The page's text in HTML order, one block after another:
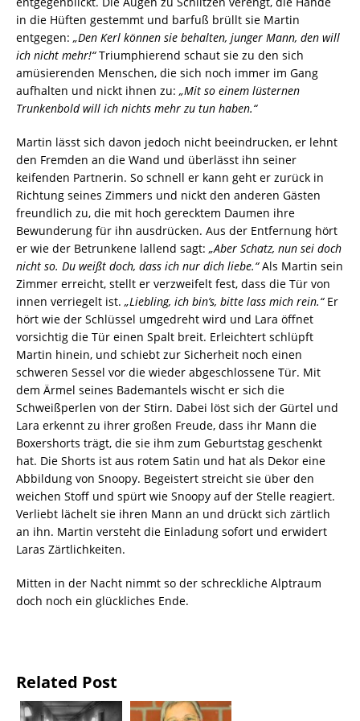
in die Hüften gestemmt und barfuß brüllt sie Martin
entgegen: „Den Kerl können sie behalten, junger Mann, den will
ich nicht mehr!“Triumphierend schaut sie zu den sich
amüsierenden Menschen, die sich noch immer im Gang
aufhalten und nickt ihnen zu: „Mit so einem lüsternen
Trunkenbold will ich nichts mehr zu tun haben.“
Martin lässt sich davon jedoch nicht beeindrucken, er lehnt
den Fremden an die Wand und überlässt ihn seiner
keifenden Partnerin. So schnell er kann geht er zurück in
Richtung seines Zimmers und nickt den anderen Gästen
freundlich zu, die mit hoch gerecktem Daumen ihre
Bewunderung für ihn ausdrücken. Aus der Entfernung hört
er wie der Betrunkene lallend sagt: „Aber Schatz, nun sei doch
nicht so. Du weißt doch, dass ich nur dich liebe.“Als Martin sein
Zimmer erreicht, stellt er verzweifelt fest, dass die Tür von
innen verriegelt ist. „Liebling, ich bin’s, bitte lass mich rein.“Er
hört wie der Schlüssel umgedreht wird und Lara öffnet
vorsichtig die Tür einen Spalt breit. Erleichtert schlüpft
Martin hinein, und schiebt zur Sicherheit noch einen
schweren Sessel vor die wieder abgeschlossene Tür. Mit
dem Ärmel seines Bademantels wischt er sich die
Schweißperlen von der Stirn. Dabei löst sich der Gürtel und
Lara erkennt zu ihrer großen Freude, dass ihr Mann die
Boxershorts trägt, die sie ihm zum Geburtstag geschenkt
hat. Die Shorts ist aus rotem Satin und hat als Dekor eine
Abbildung von Snoopy. Begeistert streicht sie über den
weichen Stoff und spürt wie Snoopy auf der Stelle reagiert.
Verliebt lächelt sie ihren Mann an und drückt sich zärtlich
an ihn. Martin versteht die Einladung sofort und erwidert
Laras Zärtlichkeiten.
Mitten in der Nacht nimmt so der schreckliche Alptraum
doch noch ein glückliches Ende.
Related Post